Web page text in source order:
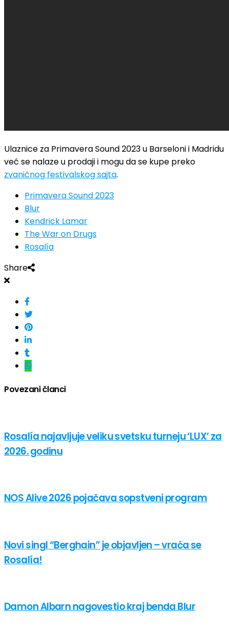
Ulaznice za Primavera Sound 2023 u Barseloni i Madridu
već se nalaze u prodaji i mogu da se kupe preko
zvaničnog festivalskog sajta.
Primavera Sound 2023
Blur
Kendrick Lamar
The War on Drugs
Rosalía
Share
Povezani članci
Rosalía najavljuje veliku svetsku turneju ‘LUX’ za
2026. godinu
NOS Alive 2026 pojačava sopstveni program
Novi singl “Berghain” je objavljen – vraća se
Rosalía!
Damon Albarn nagovestio kraj benda Blur